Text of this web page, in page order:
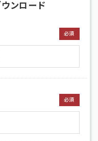
ンロード
必須
必須